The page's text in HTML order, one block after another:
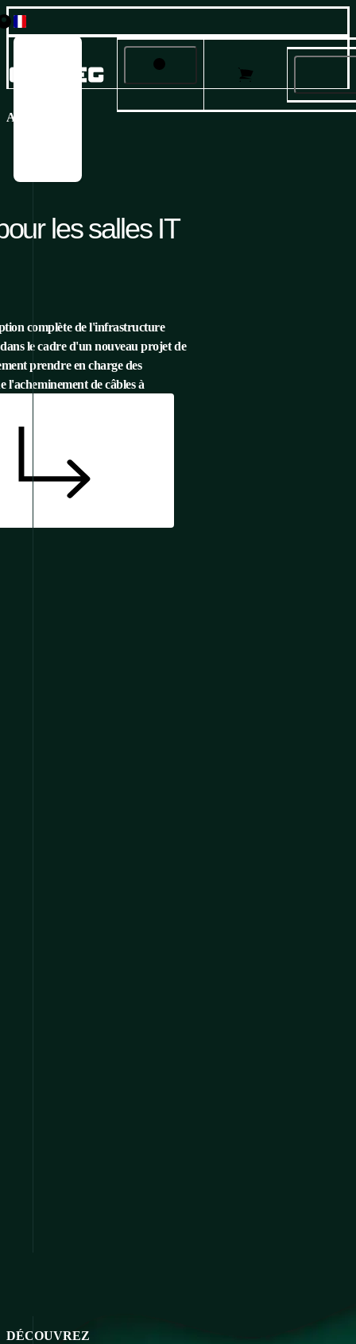
Produits
Services et support
À propos de nous
ACCUEIL
les salles IT
complète de l'infrastructure
le cadre d'un nouveau projet de
prendre en charge des
l'acheminement de câbles à
DÉCOUVREZ